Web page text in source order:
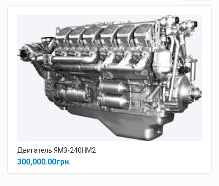
Двигатель ЯМЗ-240НМ2
300,000.00грн.